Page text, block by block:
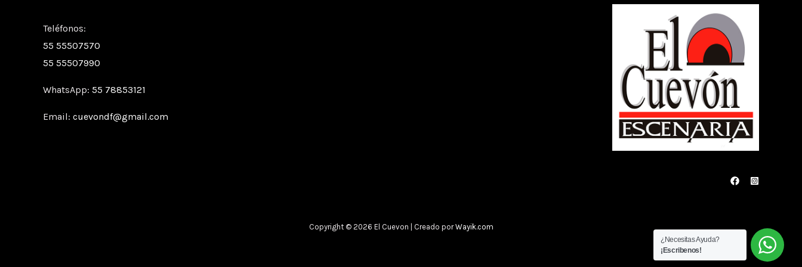
Teléfonos:
55 55507570
55 55507990
WhatsApp: 55 78853121
Email: cuevondf@gmail.com
Copyright © 2026 El Cuevon | Creado porWayik.com
¿Necesitas Ayuda?
¡Escribenos!